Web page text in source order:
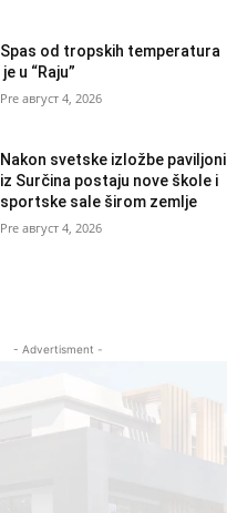
Spas od tropskih temperatura
je u “Raju”
август 4, 2026
Nakon svetske izložbe paviljoni
iz Surčina postaju nove škole i
sportske sale širom zemlje
август 4, 2026
- Advertisment -